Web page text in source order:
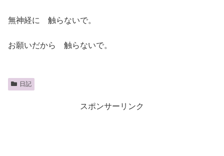
無神経に 触らないで。
お願いだから 触らないで。
日記
スポンサーリンク